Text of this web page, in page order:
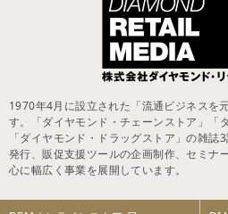
1970年4月に設立された「流通ビジネスを
す。「ダイヤモンド・チェーンストア」「
「ダイヤモンド・ドラッグストア」の雑誌
発行、販促支援ツールの企画制作、セミナ
心に幅広く事業を展開しています。